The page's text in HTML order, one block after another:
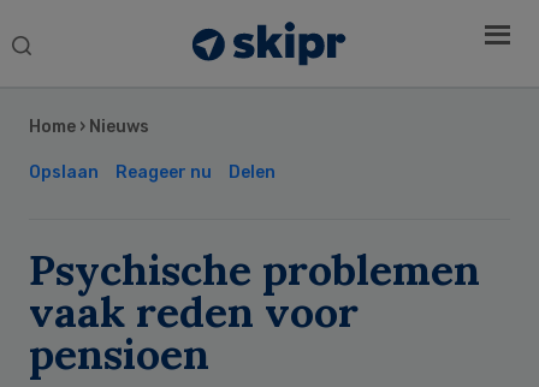
Search
Home › Nieuws
Opslaan Reageer nu Delen
Psychische problemen
vaak reden voor
pensioen
Sidebar